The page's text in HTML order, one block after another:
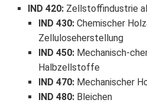
IND 420: Zellstoffindustrie
IND 430:Chemischer
Zelluloseherstellung
IND 450:Mechanisch-
Halbzellstoffe
IND 470:Mechanischer
IND 480:Bleichen